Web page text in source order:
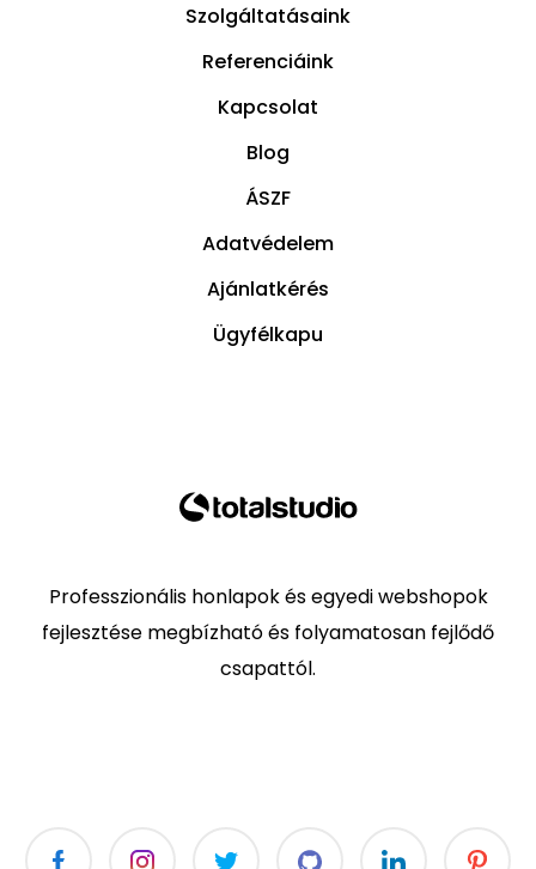
Szolgáltatásaink
Referenciáink
Kapcsolat
Blog
ÁSZF
Adatvédelem
Ajánlatkérés
Ügyfélkapu
Professzionális honlapok és egyedi webshopok
fejlesztése megbízható és folyamatosan fejlődő
csapattól.